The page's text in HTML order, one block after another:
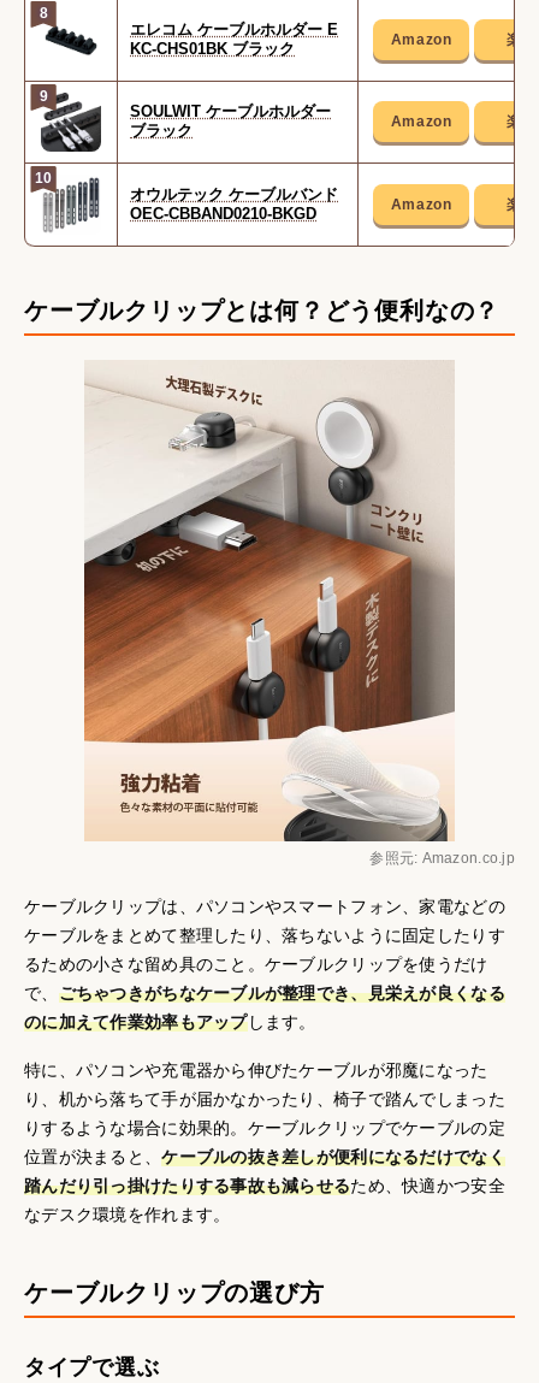
8
エレコム ケーブルホルダー E
KC-CHS01BK ブラック
9
SOULWIT ケーブルホルダー
ブラック
10
オウルテック ケーブルバンド
OEC-CBBAND0210-BKGD
ケーブルクリップとは何？どう便利なの？
参照元: Amazon.co.jp
ケーブルクリップは、パソコンやスマートフォン、家電などの
ケーブルをまとめて整理したり、落ちないように固定したりす
るための小さな留め具のこと。ケーブルクリップを使うだけ
で、 ごちゃつきがちなケーブルが整理でき、見栄えが良くなる
のに加えて作業効率もアップします。
特に、パソコンや充電器から伸びたケーブルが邪魔になった
り、机から落ちて手が届かなかったり、椅子で踏んでしまった
りするような場合に効果的。ケーブルクリップでケーブルの定
位置が決まると、ケーブルの抜き差しが便利になるだけでなく
踏んだり引っ掛けたりする事故も減らせるため、快適かつ安全
なデスク環境を作れます。
ケーブルクリップの選び方
タイプで選ぶ